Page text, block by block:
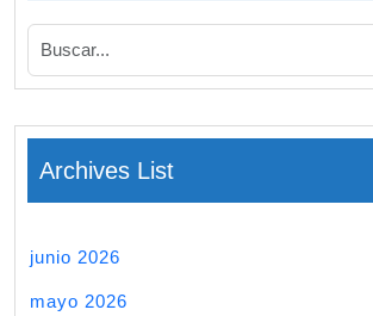
Archives List
junio 2026
mayo 2026